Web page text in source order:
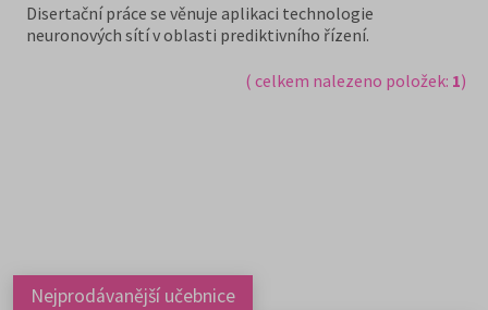
Disertační práce se věnuje aplikaci technologie
neuronových sítí v oblasti prediktivního řízení.
( celkem nalezeno položek: 1)
Nejprodávanější učebnice